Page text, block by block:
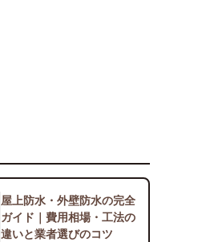
屋上防水・外壁防水の完全
ガイド｜費用相場・工法の
違いと業者選びのコツ